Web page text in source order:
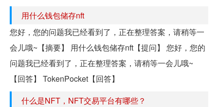
用什么钱包储存nft
您好，您的问题我已经看到了，正在整理答案，请稍等一
会儿哦~【摘要】 用什么钱包储存nft【提问】 您好，您的
问题我已经看到了，正在整理答案，请稍等一会儿哦~
【回答】 TokenPocket【回答】
什么是NFT，NFT交易平台有哪些？